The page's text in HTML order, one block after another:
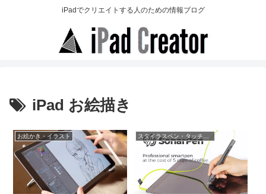
iPadでクリエイトする人のための情報ブログ
iPad お絵描き
お絵かき・イラスト スタイラスペン・タッチペン